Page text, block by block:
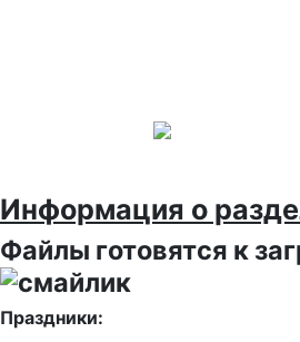
Информация о
Файлы готовятся к
Праздники: